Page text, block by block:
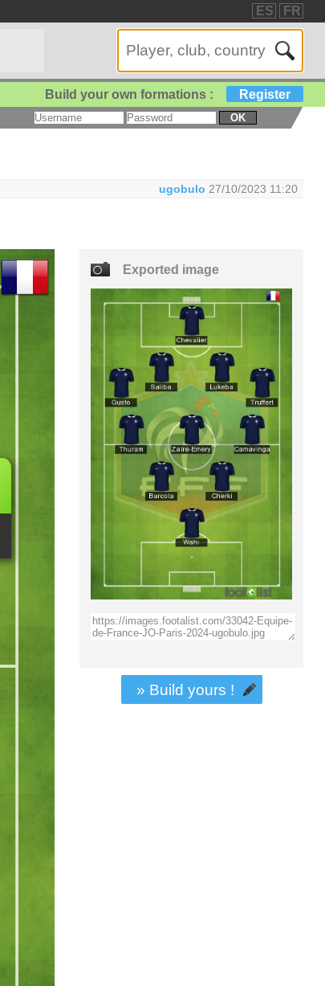
ES FR
Build your own formations : Register
OK
ugobulo 27/10/2023 11:20
Exported image
» Build yours !